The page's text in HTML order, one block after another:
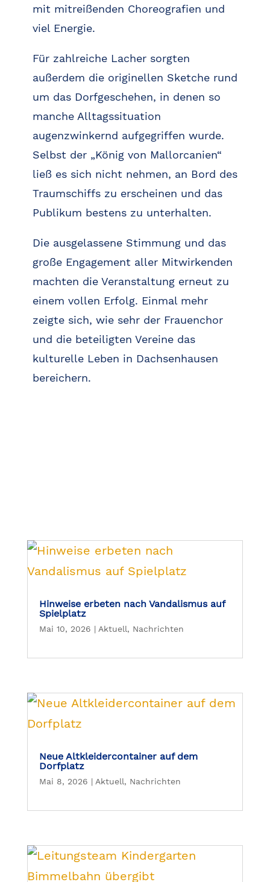
mit mitreißenden Choreografien und
viel Energie.
Für zahlreiche Lacher sorgten
außerdem die originellen Sketche rund
um das Dorfgeschehen, in denen so
manche Alltagssituation
augenzwinkernd aufgegriffen wurde.
Selbst der „König von Mallorcanien“
ließ es sich nicht nehmen, an Bord des
Traumschiffs zu erscheinen und das
Publikum bestens zu unterhalten.
Die ausgelassene Stimmung und das
große Engagement aller Mitwirkenden
machten die Veranstaltung erneut zu
einem vollen Erfolg. Einmal mehr
zeigte sich, wie sehr der Frauenchor
und die beteiligten Vereine das
kulturelle Leben in Dachsenhausen
bereichern.
Hinweise erbeten nach Vandalismus auf
Spielplatz
Mai 10, 2026 | Aktuell, Nachrichten
Neue Altkleidercontainer auf dem
Dorfplatz
Mai 8, 2026 | Aktuell, Nachrichten